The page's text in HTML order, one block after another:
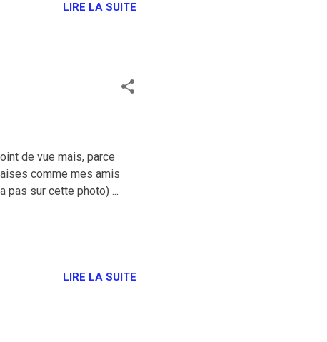
mieux faire mais quand
LIRE LA SUITE
de vue mais, parce
comme mes amis
pas sur cette photo) ...
LIRE LA SUITE